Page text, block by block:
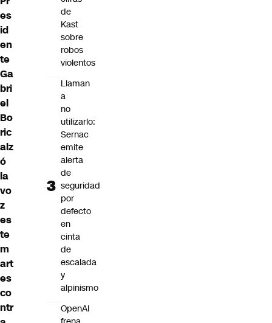
es
id
en
te
Ga
bri
el
Bo
ric
alz
ó
la
vo
z
es
te
m
art
es
co
ntr
de
Kast
sobre
robos
violentos
Llaman
a
no
utilizarlo:
Sernac
emite
alerta
de
seguridad
por
defecto
en
cinta
de
escalada
y
alpinismo
OpenAI